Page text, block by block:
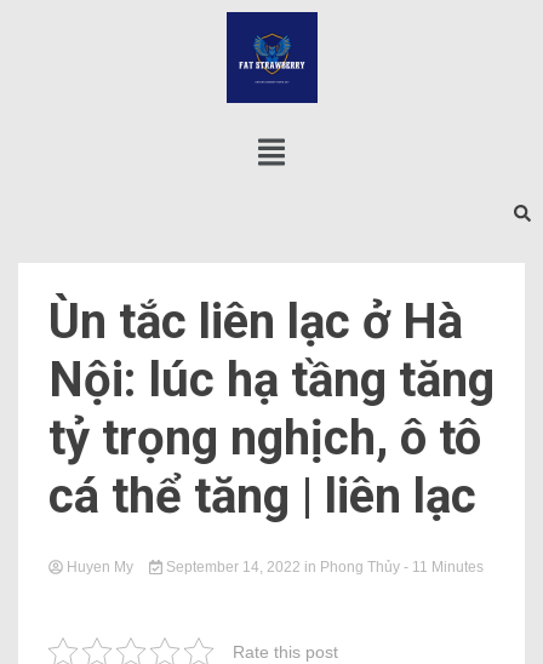
Ùn tắc liên lạc ở Hà
Nội: lúc hạ tầng tăng
tỷ trọng nghịch, ô tô
cá thể tăng | liên lạc
Huyen My September 14, 2022 in Phong Thủy - 11 Minutes
Rate this post